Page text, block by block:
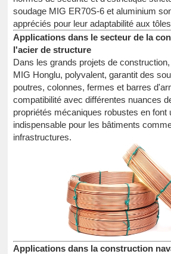
soudage MIG ER70S-6 et aluminium
appréciés pour leur adaptabilité aux
Applications dans le secteur de la
l'acier de structure
Dans les grands projets de
MIG Honglu, polyvalent, garantit des
poutres, colonnes, fermes et barres
compatibilité avec différentes nuances
propriétés mécaniques robustes en font
indispensable pour les bâtiments
infrastructures.
Applications dans la construction